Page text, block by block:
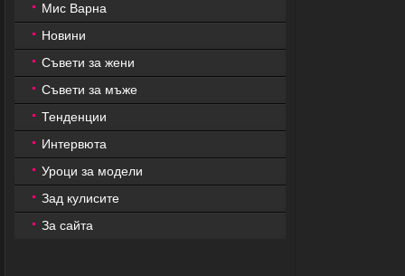
Мис Варна
Новини
Съвети за жени
Съвети за мъже
Тенденции
Интервюта
Уроци за модели
Зад кулисите
За сайта